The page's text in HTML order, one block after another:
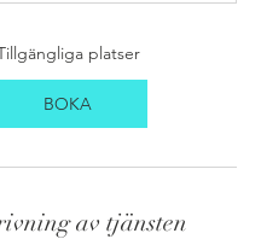
r
7
a
g
platser
BOKA
av tjänsten